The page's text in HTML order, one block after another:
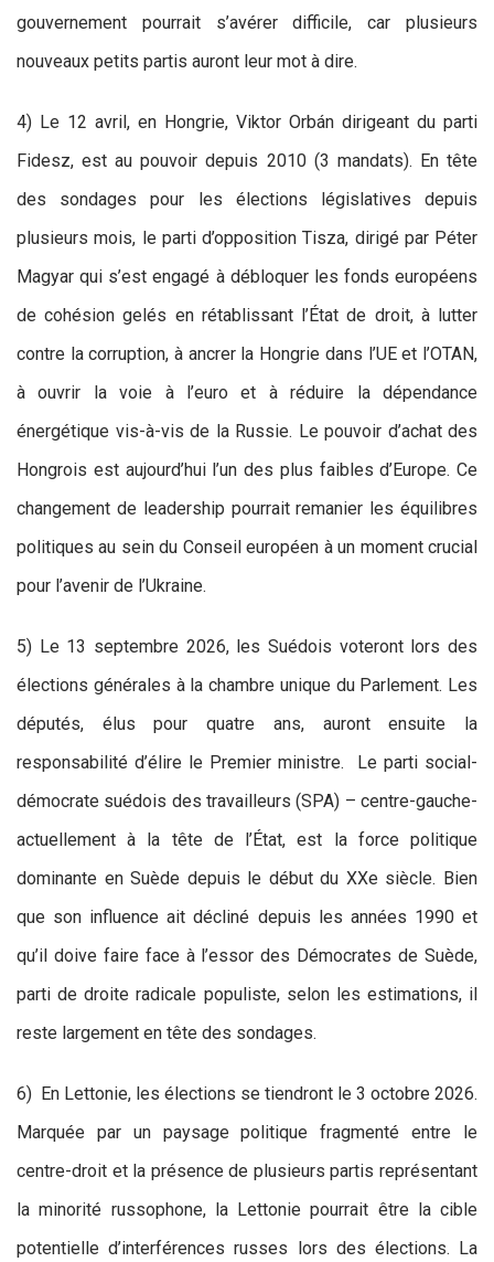
gouvernement pourrait s’avérer difficile, car plusieurs
nouveaux petits partis auront leur mot à dire.
4) Le 12 avril, en Hongrie, Viktor Orbán dirigeant du parti
Fidesz, est au pouvoir depuis 2010 (3 mandats). En tête
des sondages pour les élections législatives depuis
plusieurs mois, le parti d’opposition Tisza, dirigé par Péter
Magyar qui s’est engagé à débloquer les fonds européens
de cohésion gelés en rétablissant l’État de droit, à lutter
contre la corruption, à ancrer la Hongrie dans l’UE et l’OTAN,
à ouvrir la voie à l’euro et à réduire la dépendance
énergétique vis-à-vis de la Russie. Le pouvoir d’achat des
Hongrois est aujourd’hui l’un des plus faibles d’Europe. Ce
changement de leadership pourrait remanier les équilibres
politiques au sein du Conseil européen à un moment crucial
pour l’avenir de l’Ukraine.
5) Le 13 septembre 2026, les Suédois voteront lors des
élections générales à la chambre unique du Parlement. Les
députés, élus pour quatre ans, auront ensuite la
responsabilité d’élire le Premier ministre. Le parti social-
démocrate suédois des travailleurs (SPA) – centre-gauche-
actuellement à la tête de l’État, est la force politique
dominante en Suède depuis le début du XXe siècle. Bien
que son influence ait décliné depuis les années 1990 et
qu’il doive faire face à l’essor des Démocrates de Suède,
parti de droite radicale populiste, selon les estimations, il
reste largement en tête des sondages.
6) En Lettonie, les élections se tiendront le 3 octobre 2026.
Marquée par un paysage politique fragmenté entre le
centre-droit et la présence de plusieurs partis représentant
la minorité russophone, la Lettonie pourrait être la cible
potentielle d’interférences russes lors des élections. La